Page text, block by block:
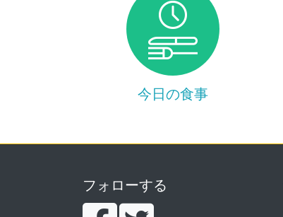
今日の食事
フォローする